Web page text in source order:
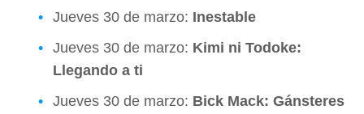
Jueves 30 de marzo: Inestable
Jueves 30 de marzo: Kimi ni Todoke:
Llegando a ti
Jueves 30 de marzo: Bick Mack: Gánsteres